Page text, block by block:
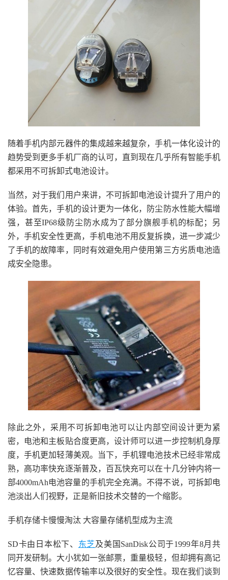
随着手机内部元器件的集成越来越复杂，手机一体化设计的
趋势受到更多手机厂商的认可，直到现在几乎所有智能手机
都采用不可拆卸式电池设计。
当然，对于我们用户来讲，不可拆卸电池设计提升了用户的
体验。首先，手机的设计更为一体化，防尘防水性能大幅增
强，甚至IP68级防尘防水成为了部分旗舰手机的标配；另
外，手机安全性更高，手机电池不用反复拆换，进一步减少
了手机的故障率，同时有效避免用户使用第三方劣质电池造
成安全隐患。
除此之外，采用不可拆卸电池可以让内部空间设计更为紧
密，电池和主板贴合度更高，设计师可以进一步控制机身厚
度，手机更加轻薄美观。当下，手机锂电池技术已经非常成
熟，高功率快充逐渐普及，百瓦快充可以在十几分钟内将一
部4000mAh电池容量的手机完全充满。不得不说，可拆卸电
池淡出人们视野，正是新旧技术交替的一个缩影。
手机存储卡慢慢淘汰 大容量存储机型成为主流
SD卡由日本松下、 东芝及美国SanDisk公司于1999年8月共
同开发研制。大小犹如一张邮票，重量极轻，但却拥有高记
忆容量、快速数据传输率以及很好的安全性。现在我们谈到